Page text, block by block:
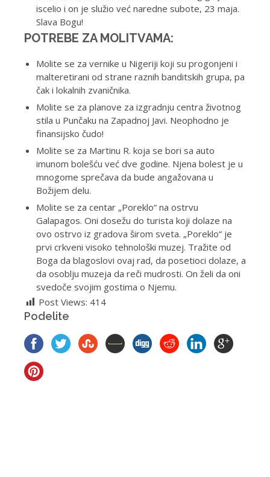
iscelio i on je služio već naredne subote, 23 maja.
Slava Bogu!
POTREBE ZA MOLITVAMA:
Molite se za vernike u Nigeriji koji su progonjeni i
malteretirani od strane raznih banditskih grupa, pa
čak i lokalnih zvaničnika.
Molite se za planove za izgradnju centra životnog
stila u Punčaku na Zapadnoj Javi. Neophodno je
finansijsko čudo!
Molite se za Martinu R. koja se bori sa auto
imunom bolešću već dve godine. Njena bolest je u
mnogome sprečava da bude angažovana u
Božijem delu.
Molite se za centar „Poreklo“ na ostrvu
Galapagos. Oni dosežu do turista koji dolaze na
ovo ostrvo iz gradova širom sveta. „Poreklo“ je
prvi crkveni visoko tehnološki muzej. Tražite od
Boga da blagoslovi ovaj rad, da posetioci dolaze, a
da osoblju muzeja da reči mudrosti. On želi da oni
svedoče svojim gostima o Njemu.
Post Views: 414
Podelite